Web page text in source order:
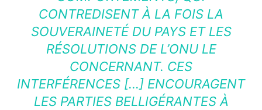
CONTREDISENT À LA FOIS LA
SOUVERAINETÉ DU PAYS ET LES
RÉSOLUTIONS DE L’ONU LE
CONCERNANT. CES
INTERFÉRENCES […] ENCOURAGENT
LES PARTIES BELLIGÉRANTES À